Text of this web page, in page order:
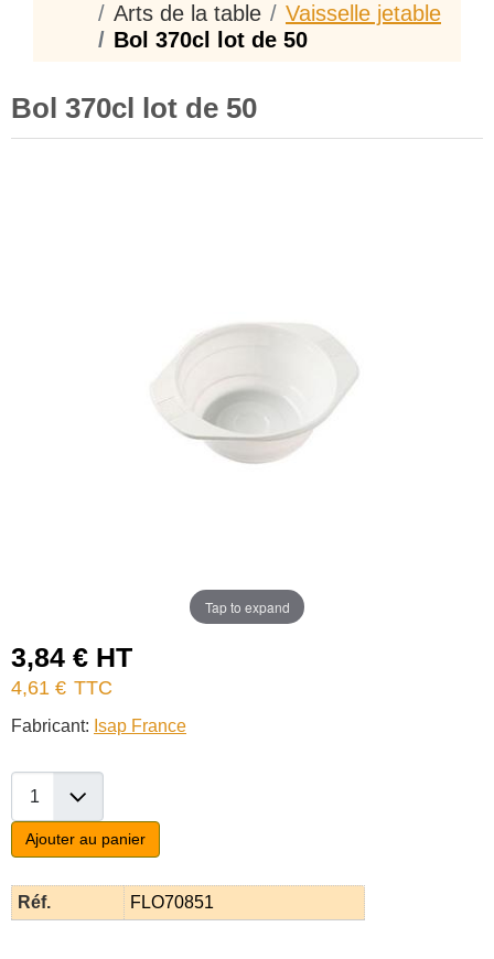
Arts de la table
Vaisselle jetable
Bol 370cl lot de 50
Bol 370cl lot de 50
Tap to expand
3,84 € HT
4,61 € TTC
Fabricant: Isap France
Ajouter au panier
Réf. FLO70851